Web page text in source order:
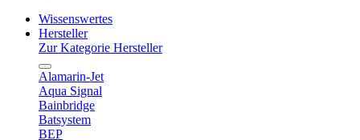
Wissenswertes
Hersteller
Zur Kategorie Hersteller
Alamarin-Jet
Aqua Signal
Bainbridge
Batsystem
BEP